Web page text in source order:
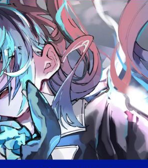
込
み
中
で
す